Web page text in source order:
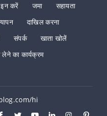
इन करें जमा
सहायता
दाखिल करना
संपर्क
खाता खोलें
लेने का कार्यक्रम
hi